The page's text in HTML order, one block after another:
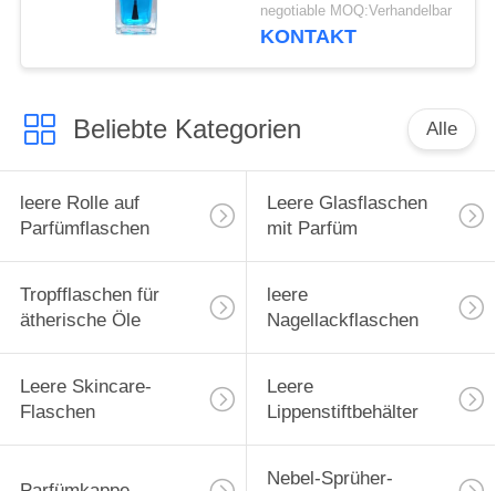
negotiable MOQ:Verhandelbar
KONTAKT
Beliebte Kategorien Alle
leere Rolle auf
Parfümflaschen
Leere Glasflaschen
mit Parfüm
Tropfflaschen für
ätherische Öle
leere
Nagellackflaschen
Leere Skincare-
Flaschen
Leere
Lippenstiftbehälter
Nebel-Sprüher-